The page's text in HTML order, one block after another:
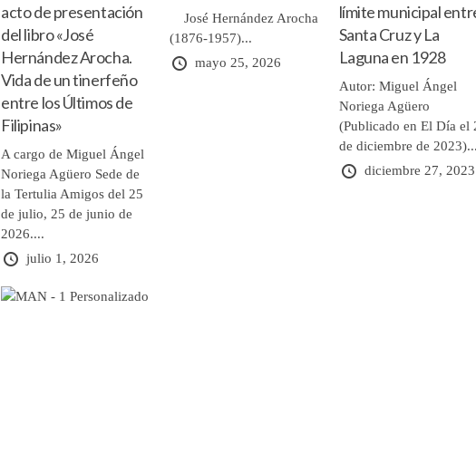
acto de presentación
del libro «José
Hernández Arocha.
Vida de un tinerfeño
entre los Últimos de
Filipinas»
A cargo de Miguel Ángel
Noriega Agüero Sede de
la Tertulia Amigos del 25
de julio, 25 de junio de
2026....
julio 1, 2026
José Hernández Arocha
(1876-1957)...
mayo 25, 2026
límite municipal
Santa Cruz y La
Laguna en 1928
Autor: Miguel Ángel
Noriega Agüero
(Publicado en El Día el
de diciembre de 2023)...
diciembre 27, 2023